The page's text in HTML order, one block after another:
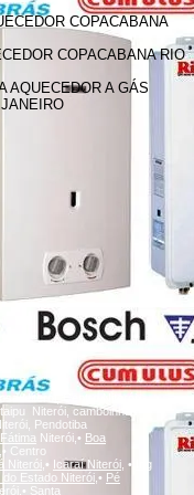
COPACABANA
COPACABANA RIO
AQUECEDOR A GÁS
Niterói, Centro Niterói,
Niterói, camboinhas
Pendotiba
Niterói,• Boa
Centro
Niterói, • IcaraíNiterói, •
Ing
do Estado Niterói, • Pé
• Santa